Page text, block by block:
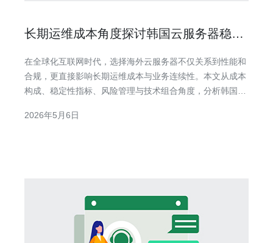
长期运维成本角度探讨韩国云服务器稳定
在全球化互联网时代，选择海外云服务器不仅关系到性能和
合规，更直接影响长期运维成本与业务连续性。本文从成本
构成、稳定性指标、风险管理与技术组合角度，分析韩国云
的部署与采购建议。 首先看成本构成。长期运维费用主要包
2026年5月6日